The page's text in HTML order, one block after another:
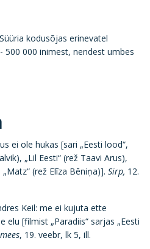
kodusõjas erinevatel
500 000 inimest, nendest umbes
ei ole hukas [sari „Eesti lood“,
„Lil Eesti“ (rež Taavi Arus),
(rež Elīza Bēniņa)]. Sirp, 12.
Keil: me ei kujuta ette
[filmist „Paradiis“ sarjas „Eesti
, 19. veebr, lk 5, ill.